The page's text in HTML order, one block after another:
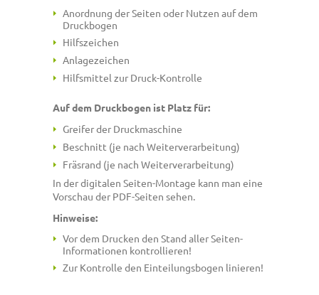
Anordnung der Seiten oder Nutzen auf dem
Druckbogen
Hilfszeichen
Anlagezeichen
Hilfsmittel zur Druck-Kontrolle
Auf dem Druckbogen ist Platz für:
Greifer der Druckmaschine
Beschnitt (je nach Weiterverarbeitung)
Fräsrand (je nach Weiterverarbeitung)
In der digitalen Seiten-Montage kann man eine
Vorschau der PDF-Seiten sehen.
Hinweise:
Vor dem Drucken den Stand aller Seiten-
Informationen kontrollieren!
Zur Kontrolle den Einteilungsbogen linieren!